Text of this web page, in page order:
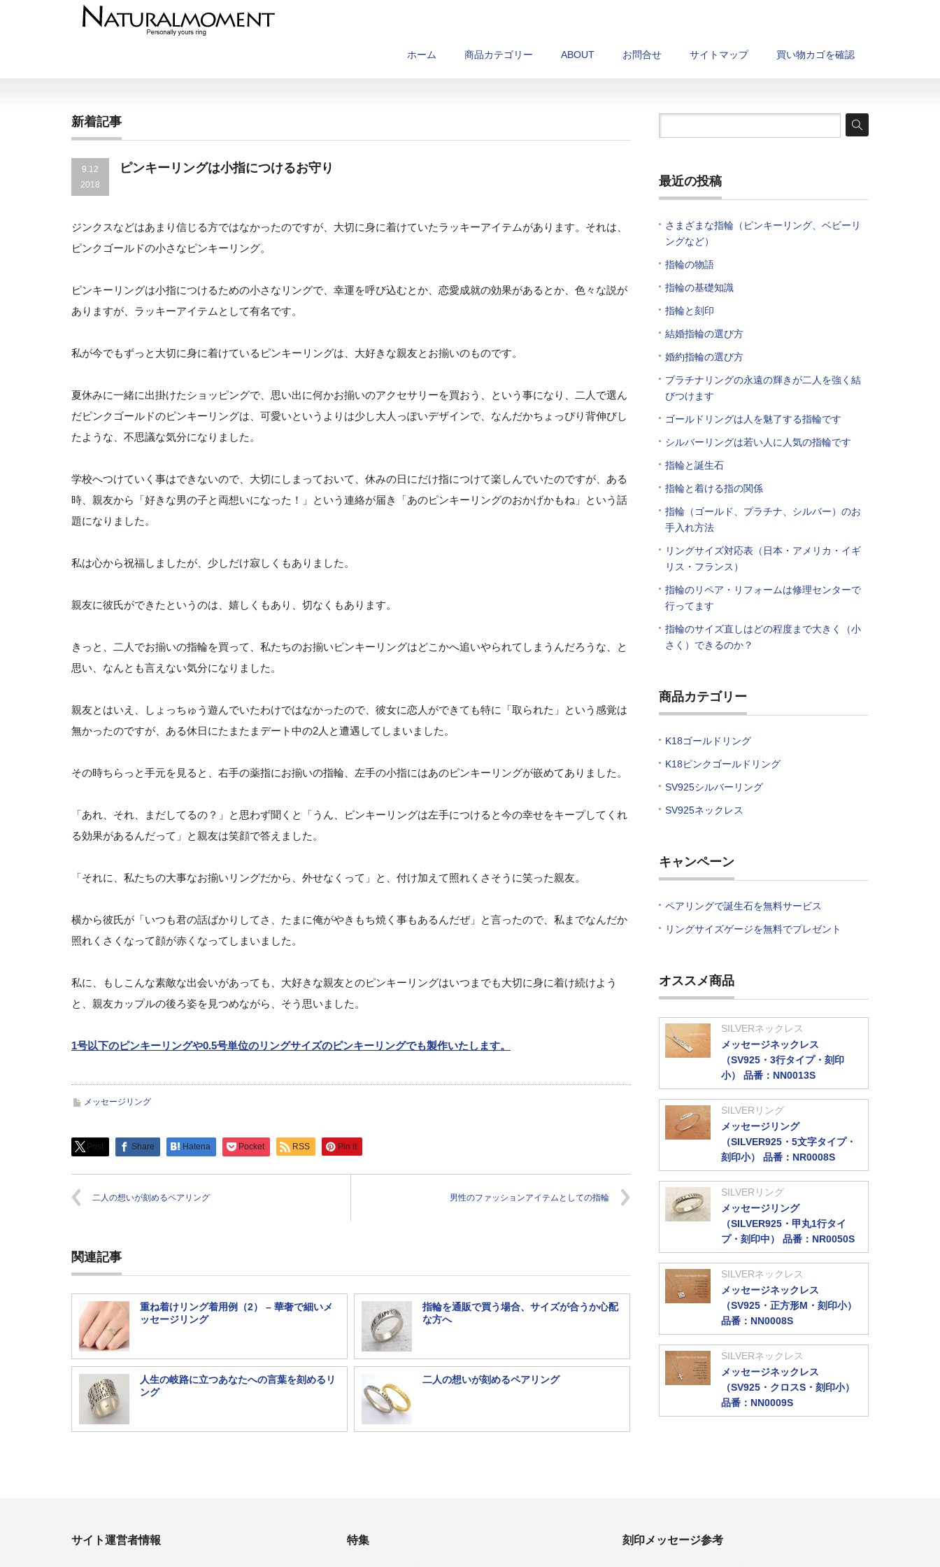
ホーム 商品カテゴリー ABOUT お問合せ サイトマップ 買い物カゴを確認
新着記事
9.12
2018
ピンキーリングは小指につけるお守り
ジンクスなどはあまり信じる方ではなかったのですが、大切に身に着けていたラッキーアイテムがあります。それは、
ピンクゴールドの小さなピンキーリング。
ピンキーリングは小指につけるための小さなリングで、幸運を呼び込むとか、恋愛成就の効果があるとか、色々な説が
ありますが、ラッキーアイテムとして有名です。
私が今でもずっと大切に身に着けているピンキーリングは、大好きな親友とお揃いのものです。
夏休みに一緒に出掛けたショッピングで、思い出に何かお揃いのアクセサリーを買おう、という事になり、二人で選ん
だピンクゴールドのピンキーリングは、可愛いというよりは少し大人っぽいデザインで、なんだかちょっぴり背伸びし
たような、不思議な気分になりました。
学校へつけていく事はできないので、大切にしまっておいて、休みの日にだけ指につけて楽しんでいたのですが、ある
時、親友から「好きな男の子と両想いになった！」という連絡が届き「あのピンキーリングのおかげかもね」という話
題になりました。
私は心から祝福しましたが、少しだけ寂しくもありました。
親友に彼氏ができたというのは、嬉しくもあり、切なくもあります。
きっと、二人でお揃いの指輪を買って、私たちのお揃いピンキーリングはどこかへ追いやられてしまうんだろうな、と
思い、なんとも言えない気分になりました。
親友とはいえ、しょっちゅう遊んでいたわけではなかったので、彼女に恋人ができても特に「取られた」という感覚は
無かったのですが、ある休日にたまたまデート中の2人と遭遇してしまいました。
その時ちらっと手元を見ると、右手の薬指にお揃いの指輪、左手の小指にはあのピンキーリングが嵌めてありました。
「あれ、それ、まだしてるの？」と思わず聞くと「うん、ピンキーリングは左手につけると今の幸せをキープしてくれ
る効果があるんだって」と親友は笑顔で答えました。
「それに、私たちの大事なお揃いリングだから、外せなくって」と、付け加えて照れくさそうに笑った親友。
横から彼氏が「いつも君の話ばかりしてさ、たまに俺がやきもち焼く事もあるんだぜ」と言ったので、私までなんだか
照れくさくなって顔が赤くなってしまいました。
私に、もしこんな素敵な出会いがあっても、大好きな親友とのピンキーリングはいつまでも大切に身に着け続けよう
と、親友カップルの後ろ姿を見つめながら、そう思いました。
1号以下のピンキーリングや0.5号単位のリングサイズのピンキーリングでも製作いたします。
メッセージリング
Post Share Hatena Pocket RSS Pin it
二人の想いが刻めるペアリング 男性のファッションアイテムとしての指輪
関連記事
重ね着けリング着用例（2） – 華奢で細いメ
ッセージリング
指輪を通販で買う場合、サイズが合うか心配
な方へ
人生の岐路に立つあなたへの言葉を刻めるリ
ング
二人の想いが刻めるペアリング
最近の投稿
さまざまな指輪（ピンキーリング、ベビーリ
ングなど）
指輪の物語
指輪の基礎知識
指輪と刻印
結婚指輪の選び方
婚約指輪の選び方
プラチナリングの永遠の輝きが二人を強く結
びつけます
ゴールドリングは人を魅了する指輪です
シルバーリングは若い人に人気の指輪です
指輪と誕生石
指輪と着ける指の関係
指輪（ゴールド、プラチナ、シルバー）のお
手入れ方法
リングサイズ対応表（日本・アメリカ・イギ
リス・フランス）
指輪のリペア・リフォームは修理センターで
行ってます
指輪のサイズ直しはどの程度まで大きく（小
さく）できるのか？
商品カテゴリー
K18ゴールドリング
K18ピンクゴールドリング
SV925シルバーリング
SV925ネックレス
キャンペーン
ペアリングで誕生石を無料サービス
リングサイズゲージを無料でプレゼント
オススメ商品
SILVERネックレス
メッセージネックレス
（SV925・3行タイプ・刻印
小） 品番：NN0013S
SILVERリング
メッセージリング
（SILVER925・5文字タイプ・
刻印小） 品番：NR0008S
SILVERリング
メッセージリング
（SILVER925・甲丸1行タイ
プ・刻印中） 品番：NR0050S
SILVERネックレス
メッセージネックレス
（SV925・正方形M・刻印小）
品番：NN0008S
SILVERネックレス
メッセージネックレス
（SV925・クロスS・刻印小）
品番：NN0009S
サイト運営者情報 特集 刻印メッセージ参考